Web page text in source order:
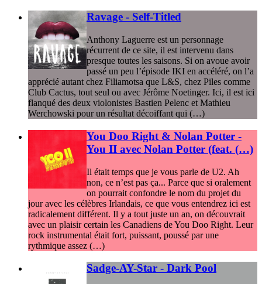
Ravage - Self-Titled
Anthony Laguerre est un personnage
récurrent de ce site, il est intervenu dans
presque toutes les saisons. Si on avoue avoir
passé un peu l’épisode IKI en accéléré, on l’a
apprécié autant chez Filiamotsa que L&S, chez Piles comme
Club Cactus, tout seul ou avec Jérôme Noetinger. Ici, il est ici
flanqué des deux violonistes Bastien Pelenc et Mathieu
Werchowski pour un résultat décoiffant qui (…)
You Doo Right & Nolan Potter -
You II avec Nolan Potter (feat. (…)
Il était temps que je vous parle de U2. Ah
non, ce n’est pas ça... Parce que si oralement
on pourrait confondre le nom du projet du
jour avec les célèbres Irlandais, ce que vous entendrez ici est
radicalement différent. Il y a tout juste un an, on découvrait
avec un plaisir certain les Canadiens de You Doo Right. Leur
rock instrumental était fort, puissant, poussé par une
rythmique assez (…)
Sadge-AY-Star - Dark Pool